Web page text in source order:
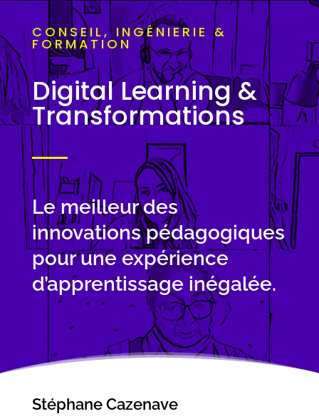
CONSEIL, INGÉNIERIE &
FORMATION
Digital Learning &
Transformations
Le meilleur des
innovations pédagogiques
pour une expérience
d’apprentissage inégalée.
Stéphane Cazenave